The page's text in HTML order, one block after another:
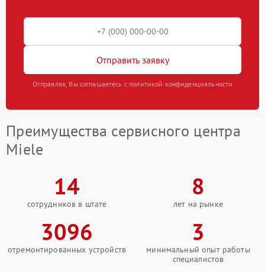
Отправить заявку
Отправляя, Вы соглашаетесь с политикой конфиденциальности
Преимущества сервисного центра
Miele
14
сотрудников в штате
8
лет на рынке
3096
отремонтированных устройств
3
минимальный опыт работы
специалистов